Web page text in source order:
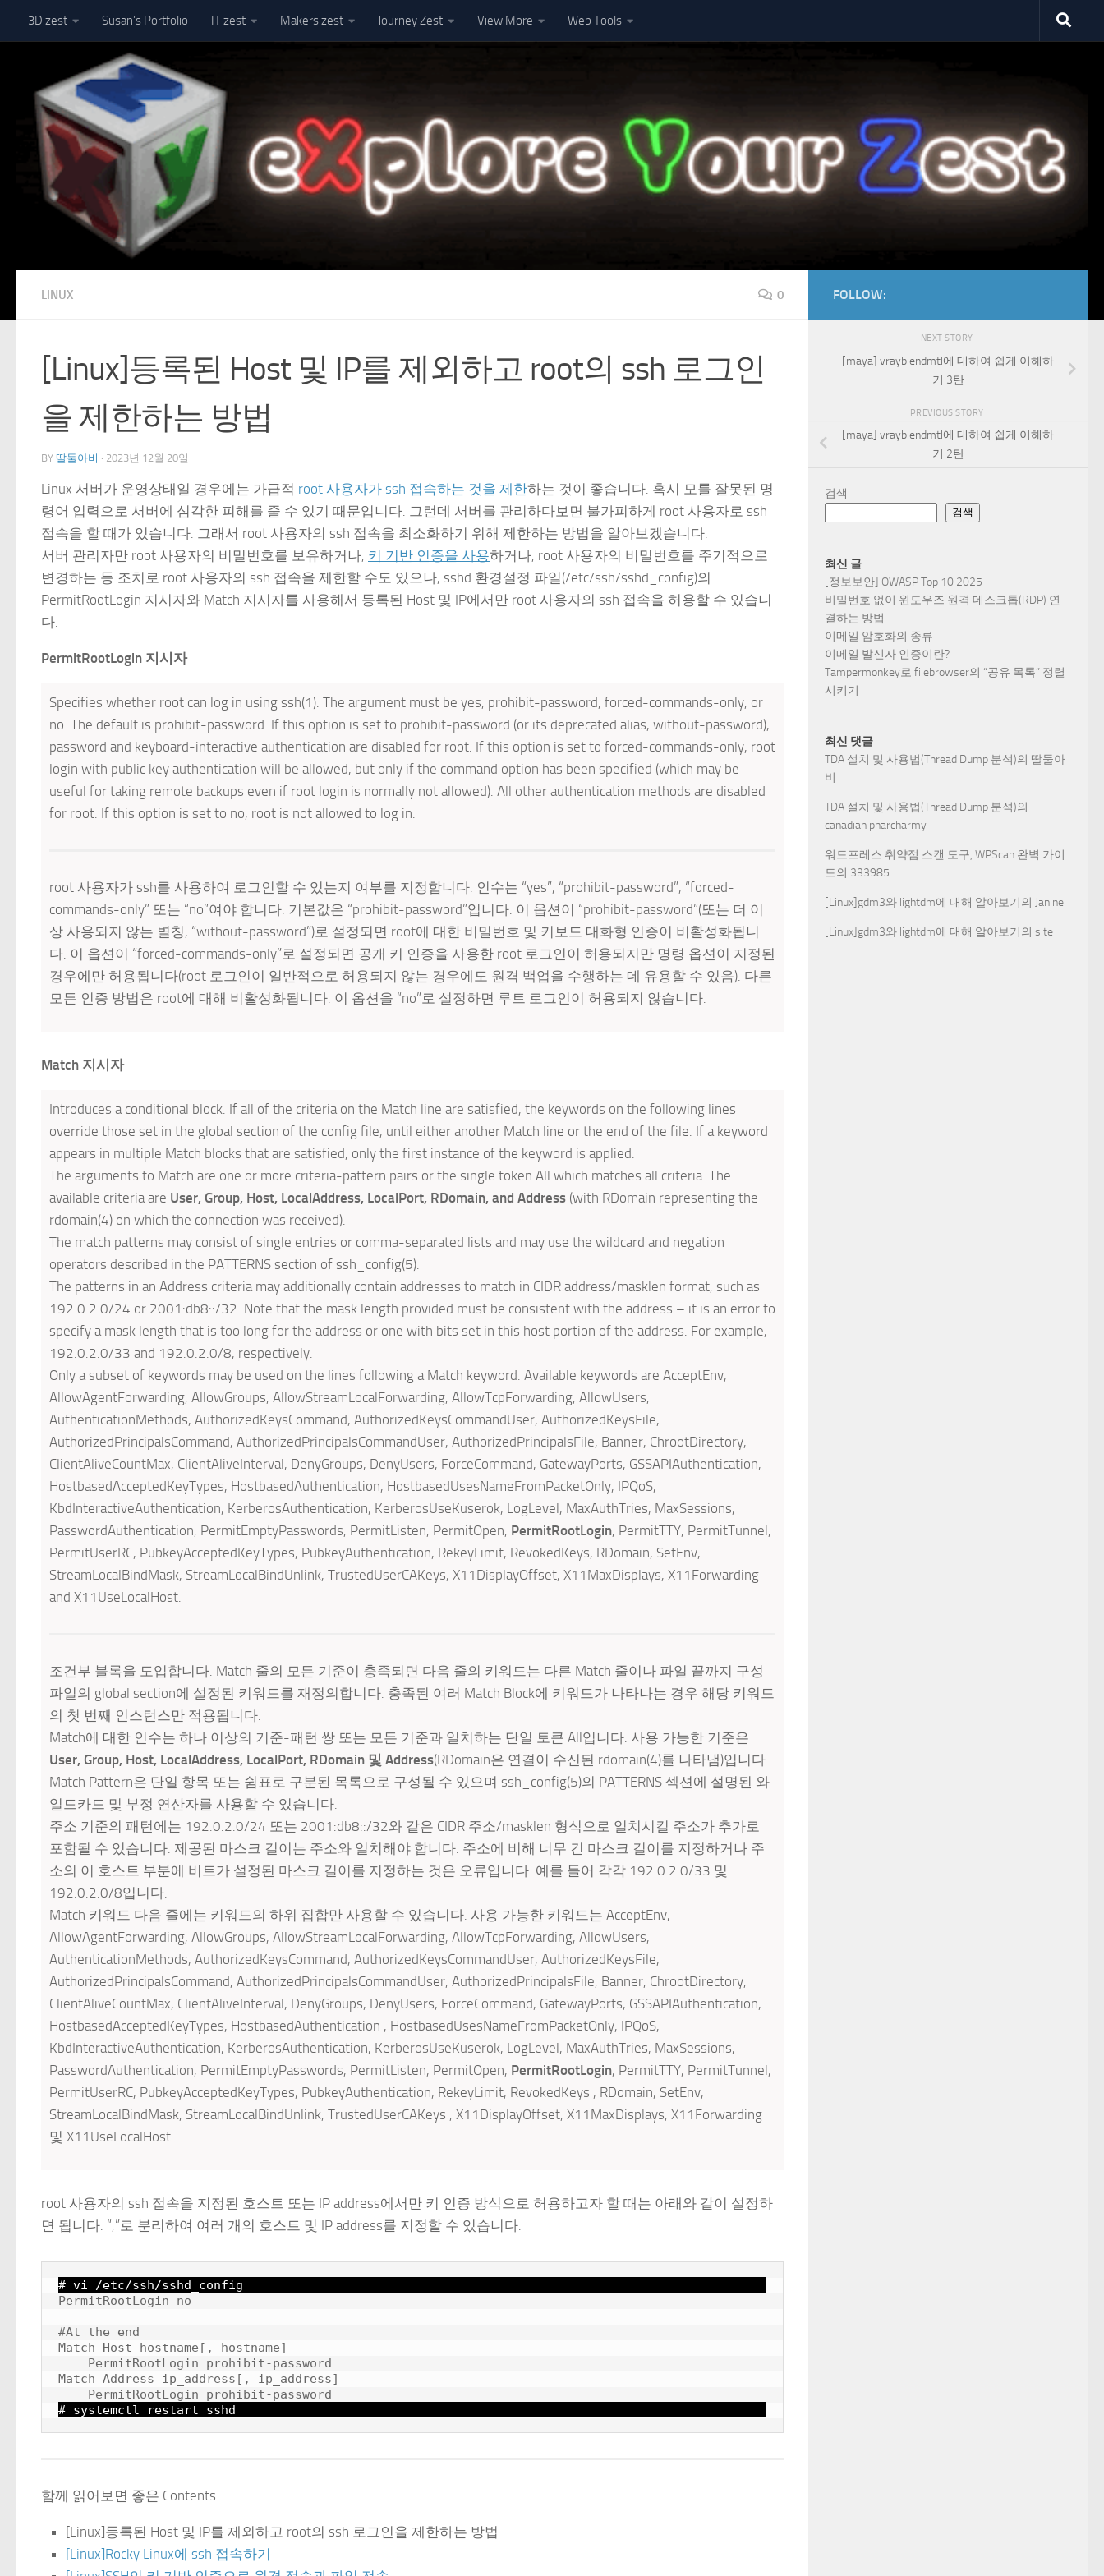
Skip to content
3D zest Susan’s Portfolio IT zest Makers zest Journey Zest View More Web Tools
LINUX 0
[Linux]등록된 Host 및 IP를 제외하고 root의 ssh 로그인
을 제한하는 방법
BY 딸둘아비 · 2023년 12월 20일
Linux 서버가 운영상태일 경우에는 가급적 root 사용자가 ssh 접속하는 것을 제한하는 것이 좋습니다. 혹시 모를 잘못된 명
령어 입력으로 서버에 심각한 피해를 줄 수 있기 때문입니다. 그런데 서버를 관리하다보면 불가피하게 root 사용자로 ssh
접속을 할 때가 있습니다. 그래서 root 사용자의 ssh 접속을 최소화하기 위해 제한하는 방법을 알아보겠습니다.
서버 관리자만 root 사용자의 비밀번호를 보유하거나, 키 기반 인증을 사용하거나, root 사용자의 비밀번호를 주기적으로
변경하는 등 조치로 root 사용자의 ssh 접속을 제한할 수도 있으나, sshd 환경설정 파일(/etc/ssh/sshd_config)의
PermitRootLogin 지시자와 Match 지시자를 사용해서 등록된 Host 및 IP에서만 root 사용자의 ssh 접속을 허용할 수 있습니
다.
PermitRootLogin 지시자
Specifies whether root can log in using ssh(1). The argument must be yes, prohibit-password, forced-commands-only, or
no. The default is prohibit-password. If this option is set to prohibit-password (or its deprecated alias, without-password),
password and keyboard-interactive authentication are disabled for root. If this option is set to forced-commands-only, root
login with public key authentication will be allowed, but only if the command option has been specified (which may be
useful for taking remote backups even if root login is normally not allowed). All other authentication methods are disabled
for root. If this option is set to no, root is not allowed to log in.
root 사용자가 ssh를 사용하여 로그인할 수 있는지 여부를 지정합니다. 인수는 “yes”, “prohibit-password”, “forced-
commands-only” 또는 “no”여야 합니다. 기본값은 “prohibit-password”입니다. 이 옵션이 “prohibit-password”(또는 더 이
상 사용되지 않는 별칭, “without-password”)로 설정되면 root에 대한 비밀번호 및 키보드 대화형 인증이 비활성화됩니
다. 이 옵션이 “forced-commands-only”로 설정되면 공개 키 인증을 사용한 root 로그인이 허용되지만 명령 옵션이 지정된
경우에만 허용됩니다(root 로그인이 일반적으로 허용되지 않는 경우에도 원격 백업을 수행하는 데 유용할 수 있음). 다른
모든 인증 방법은 root에 대해 비활성화됩니다. 이 옵션을 “no”로 설정하면 루트 로그인이 허용되지 않습니다.
Match 지시자
Introduces a conditional block. If all of the criteria on the Match line are satisfied, the keywords on the following lines
override those set in the global section of the config file, until either another Match line or the end of the file. If a keyword
appears in multiple Match blocks that are satisfied, only the first instance of the keyword is applied.
The arguments to Match are one or more criteria-pattern pairs or the single token All which matches all criteria. The
available criteria are User, Group, Host, LocalAddress, LocalPort, RDomain, and Address (with RDomain representing the
rdomain(4) on which the connection was received).
The match patterns may consist of single entries or comma-separated lists and may use the wildcard and negation
operators described in the PATTERNS section of ssh_config(5).
The patterns in an Address criteria may additionally contain addresses to match in CIDR address/masklen format, such as
192.0.2.0/24 or 2001:db8::/32. Note that the mask length provided must be consistent with the address – it is an error to
specify a mask length that is too long for the address or one with bits set in this host portion of the address. For example,
192.0.2.0/33 and 192.0.2.0/8, respectively.
Only a subset of keywords may be used on the lines following a Match keyword. Available keywords are AcceptEnv,
AllowAgentForwarding, AllowGroups, AllowStreamLocalForwarding, AllowTcpForwarding, AllowUsers,
AuthenticationMethods, AuthorizedKeysCommand, AuthorizedKeysCommandUser, AuthorizedKeysFile,
AuthorizedPrincipalsCommand, AuthorizedPrincipalsCommandUser, AuthorizedPrincipalsFile, Banner, ChrootDirectory,
ClientAliveCountMax, ClientAliveInterval, DenyGroups, DenyUsers, ForceCommand, GatewayPorts, GSSAPIAuthentication,
HostbasedAcceptedKeyTypes, HostbasedAuthentication, HostbasedUsesNameFromPacketOnly, IPQoS,
KbdInteractiveAuthentication, KerberosAuthentication, KerberosUseKuserok, LogLevel, MaxAuthTries, MaxSessions,
PasswordAuthentication, PermitEmptyPasswords, PermitListen, PermitOpen, PermitRootLogin, PermitTTY, PermitTunnel,
PermitUserRC, PubkeyAcceptedKeyTypes, PubkeyAuthentication, RekeyLimit, RevokedKeys, RDomain, SetEnv,
StreamLocalBindMask, StreamLocalBindUnlink, TrustedUserCAKeys, X11DisplayOffset, X11MaxDisplays, X11Forwarding
and X11UseLocalHost.
조건부 블록을 도입합니다. Match 줄의 모든 기준이 충족되면 다음 줄의 키워드는 다른 Match 줄이나 파일 끝까지 구성
파일의 global section에 설정된 키워드를 재정의합니다. 충족된 여러 Match Block에 키워드가 나타나는 경우 해당 키워드
의 첫 번째 인스턴스만 적용됩니다.
Match에 대한 인수는 하나 이상의 기준-패턴 쌍 또는 모든 기준과 일치하는 단일 토큰 All입니다. 사용 가능한 기준은
User, Group, Host, LocalAddress, LocalPort, RDomain 및 Address(RDomain은 연결이 수신된 rdomain(4)를 나타냄)입니다.
Match Pattern은 단일 항목 또는 쉼표로 구분된 목록으로 구성될 수 있으며 ssh_config(5)의 PATTERNS 섹션에 설명된 와
일드카드 및 부정 연산자를 사용할 수 있습니다.
주소 기준의 패턴에는 192.0.2.0/24 또는 2001:db8::/32와 같은 CIDR 주소/masklen 형식으로 일치시킬 주소가 추가로
포함될 수 있습니다. 제공된 마스크 길이는 주소와 일치해야 합니다. 주소에 비해 너무 긴 마스크 길이를 지정하거나 주
소의 이 호스트 부분에 비트가 설정된 마스크 길이를 지정하는 것은 오류입니다. 예를 들어 각각 192.0.2.0/33 및
192.0.2.0/8입니다.
Match 키워드 다음 줄에는 키워드의 하위 집합만 사용할 수 있습니다. 사용 가능한 키워드는 AcceptEnv,
AllowAgentForwarding, AllowGroups, AllowStreamLocalForwarding, AllowTcpForwarding, AllowUsers,
AuthenticationMethods, AuthorizedKeysCommand, AuthorizedKeysCommandUser, AuthorizedKeysFile,
AuthorizedPrincipalsCommand, AuthorizedPrincipalsCommandUser, AuthorizedPrincipalsFile, Banner, ChrootDirectory,
ClientAliveCountMax, ClientAliveInterval, DenyGroups, DenyUsers, ForceCommand, GatewayPorts, GSSAPIAuthentication,
HostbasedAcceptedKeyTypes, HostbasedAuthentication , HostbasedUsesNameFromPacketOnly, IPQoS,
KbdInteractiveAuthentication, KerberosAuthentication, KerberosUseKuserok, LogLevel, MaxAuthTries, MaxSessions,
PasswordAuthentication, PermitEmptyPasswords, PermitListen, PermitOpen, PermitRootLogin, PermitTTY, PermitTunnel,
PermitUserRC, PubkeyAcceptedKeyTypes, PubkeyAuthentication, RekeyLimit, RevokedKeys , RDomain, SetEnv,
StreamLocalBindMask, StreamLocalBindUnlink, TrustedUserCAKeys , X11DisplayOffset, X11MaxDisplays, X11Forwarding
및 X11UseLocalHost.
root 사용자의 ssh 접속을 지정된 호스트 또는 IP address에서만 키 인증 방식으로 허용하고자 할 때는 아래와 같이 설정하
면 됩니다. “,”로 분리하여 여러 개의 호스트 및 IP address를 지정할 수 있습니다.
# vi /etc/ssh/sshd_config
PermitRootLogin no
#At the end
Match Host hostname[, hostname]
Match Address ip_address[, ip_address]
    PermitRootLogin prohibit-password
# systemctl restart sshd
함께 읽어보면 좋은 Contents
[Linux]등록된 Host 및 IP를 제외하고 root의 ssh 로그인을 제한하는 방법
[Linux]Rocky Linux에 ssh 접속하기
FOLLOW:
NEXT STORY
[maya] vrayblendmtl에 대하여 쉽게 이해하
기 3탄
PREVIOUS STORY
[maya] vrayblendmtl에 대하여 쉽게 이해하
기 2탄
검색
검색
최신 글
[정보보안] OWASP Top 10 2025
비밀번호 없이 윈도우즈 원격 데스크톱(RDP) 연
결하는 방법
이메일 암호화의 종류
이메일 발신자 인증이란?
Tampermonkey로 filebrowser의 “공유 목록” 정렬
시키기
최신 댓글
TDA 설치 및 사용법(Thread Dump 분석)의 딸둘아
비
TDA 설치 및 사용법(Thread Dump 분석)의
canadian pharcharmy
워드프레스 취약점 스캔 도구, WPScan 완벽 가이
드의 333985
[Linux]gdm3와 lightdm에 대해 알아보기의 Janine
[Linux]gdm3와 lightdm에 대해 알아보기의 site